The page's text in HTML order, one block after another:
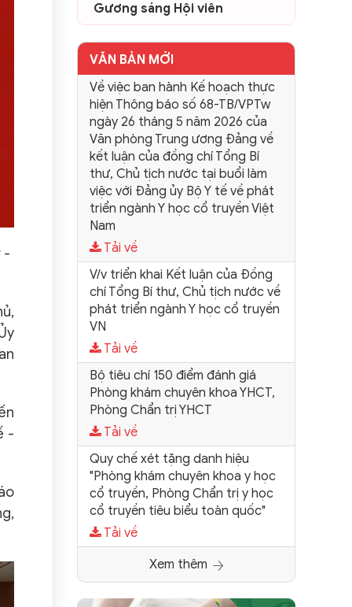
-
-
Gương sáng Hội viên
VĂN BẢN MỚI
Về việc ban hành Kế hoạch thực
hiện Thông báo số 68-TB/VPTw
ngày 26 tháng 5 năm 2026 của
Văn phòng Trung ương Đảng về
kết luận của đồng chí Tổng Bí
thư, Chủ tịch nước tại buổi làm
việc với Đảng ủy Bộ Y tế về phát
triển ngành Y học cổ truyền Việt
Nam
Tải về
V/v triển khai Kết luận của Đồng
chí Tổng Bí thư, Chủ tịch nước về
phát triển ngành Y học cổ truyền
VN
Tải về
Bộ tiêu chí 150 điểm đánh giá
Phòng khám chuyên khoa YHCT,
Phòng Chẩn trị YHCT
Tải về
Quy chế xét tặng danh hiệu
"Phòng khám chuyên khoa y học
cổ truyền, Phòng Chẩn trị y học
cổ truyền tiêu biểu toàn quốc"
Tải về
Xem thêm